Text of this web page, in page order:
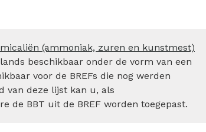
(ammoniak, zuren en kunstmest)
beschikbaar onder de vorm van een
voor de BREFs die nog werden
van deze lijst kan u, als
de BBT uit de BREF worden toegepast.